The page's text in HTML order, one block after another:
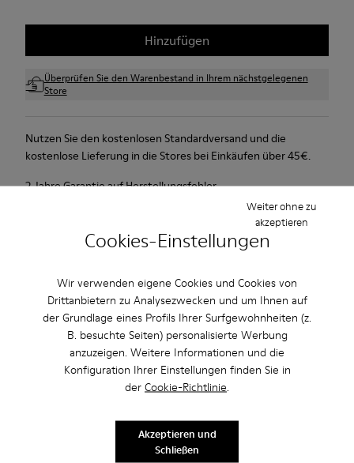
Cookies-Einstellungen
Wir verwenden eigene Cookies und Cookies von
Drittanbietern zu Analysezwecken und um Ihnen auf
der Grundlage eines Profils Ihrer Surfgewohnheiten (z.
B. besuchte Seiten) personalisierte Werbung
anzuzeigen. Weitere Informationen und die
Konfiguration Ihrer Einstellungen finden Sie in
der Cookie-Richtlinie.
Weiter ohne zu
akzeptieren
Akzeptieren und
Schließen
Hinzufügen
Überprüfen Sie den Warenbestand in Ihrem nächstgelegenen
Store
Nutzen Sie den kostenlosen Standardversand und die
kostenlose Lieferung in die Stores bei Einkäufen über 45€.
2 Jahre Garantie auf Herstellungsfehler.
Eigenschaften / Features
Lackleder.
Lederbezogenes, herausnehmbares Fußbett.
Gummibeschichtung an Ferse und Zehenpartie.
Produktpflege
hochwertigen Materialien hergestellt. Mit den richtigen
Schuhpflegeprodukten halten sie länger.
Sale: Jetzt zusätzlich 10% Nachlass